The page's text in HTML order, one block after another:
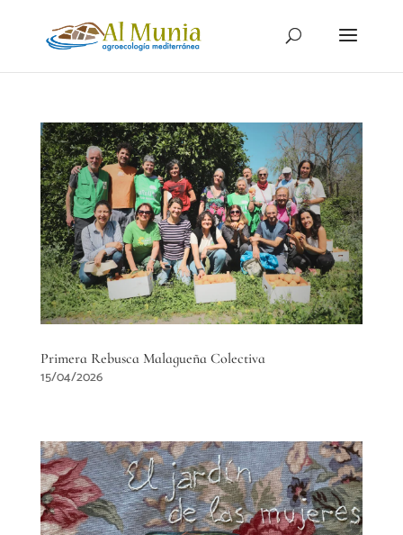
Primera Rebusca Malagueña Colectiva
15/04/2026